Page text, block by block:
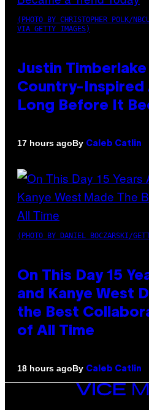
(PHOTO BY CHRISTOPHER POLK/
VIA GETTY IMAGES)
Justin Timberlake
Country-Inspired
Long Before It
17 hours agoBy Caleb Catlin
(PHOTO BY DANIEL BOCZARSKI/
On This Day 15
and Kanye West
the Best
of All Time
18 hours agoBy Caleb Catlin
VICE
MEDIA